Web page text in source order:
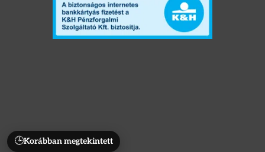
🕒Korábban megtekintett